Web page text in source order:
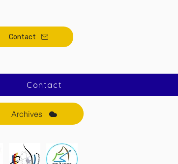
Contact
Contact
Archives